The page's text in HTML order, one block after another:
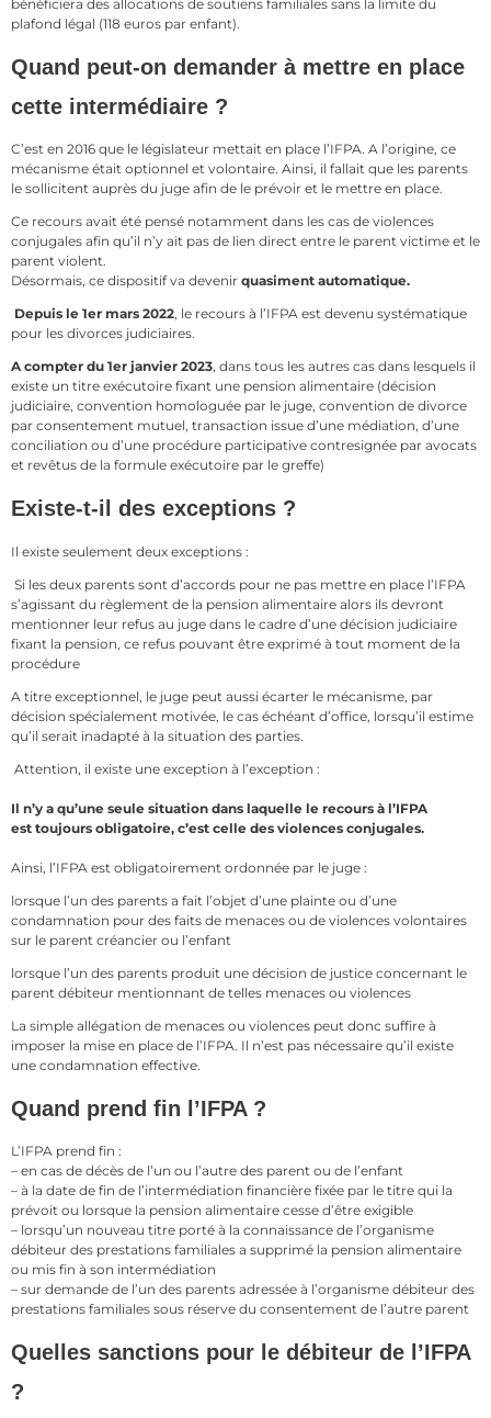
bénéficiera des allocations de soutiens familiales sans la limite du
plafond légal (118 euros par enfant).
Quand peut-on demander à mettre en place
cette intermédiaire ?
C’est en 2016 que le législateur mettait en place l’IFPA. A l’origine, ce
mécanisme était optionnel et volontaire. Ainsi, il fallait que les parents
le sollicitent auprès du juge afin de le prévoir et le mettre en place.
Ce recours avait été pensé notamment dans les cas de violences
conjugales afin qu’il n’y ait pas de lien direct entre le parent victime et le
parent violent.
Désormais, ce dispositif va devenir quasiment automatique.
Depuis le 1er mars 2022, le recours à l’IFPA est devenu systématique
pour les divorces judiciaires.
A compter du 1er janvier 2023, dans tous les autres cas dans lesquels il
existe un titre exécutoire fixant une pension alimentaire (décision
judiciaire, convention homologuée par le juge, convention de divorce
par consentement mutuel, transaction issue d’une médiation, d’une
conciliation ou d’une procédure participative contresignée par avocats
et revêtus de la formule exécutoire par le greffe)
Existe-t-il des exceptions ?
Il existe seulement deux exceptions :
Si les deux parents sont d’accords pour ne pas mettre en place l’IFPA
s’agissant du règlement de la pension alimentaire alors ils devront
mentionner leur refus au juge dans le cadre d’une décision judiciaire
fixant la pension, ce refus pouvant être exprimé à tout moment de la
procédure
A titre exceptionnel, le juge peut aussi écarter le mécanisme, par
décision spécialement motivée, le cas échéant d’office, lorsqu’il estime
qu’il serait inadapté à la situation des parties.
Attention, il existe une exception à l’exception :
Il n’y a qu’une seule situation dans laquelle le recours à l’IFPA
est toujours obligatoire, c’est celle des violences conjugales.
Ainsi, l’IFPA est obligatoirement ordonnée par le juge :
lorsque l’un des parents a fait l’objet d’une plainte ou d’une
condamnation pour des faits de menaces ou de violences volontaires
sur le parent créancier ou l’enfant
lorsque l’un des parents produit une décision de justice concernant le
parent débiteur mentionnant de telles menaces ou violences
La simple allégation de menaces ou violences peut donc suffire à
imposer la mise en place de l’IFPA. Il n’est pas nécessaire qu’il existe
une condamnation effective.
Quand prend fin l’IFPA ?
L’IFPA prend fin :
– en cas de décès de l’un ou l’autre des parent ou de l’enfant
– à la date de fin de l’intermédiation financière fixée par le titre qui la
prévoit ou lorsque la pension alimentaire cesse d’être exigible
– lorsqu’un nouveau titre porté à la connaissance de l’organisme
débiteur des prestations familiales a supprimé la pension alimentaire
ou mis fin à son intermédiation
– sur demande de l’un des parents adressée à l’organisme débiteur des
prestations familiales sous réserve du consentement de l’autre parent
Quelles sanctions pour le débiteur de l’IFPA
?